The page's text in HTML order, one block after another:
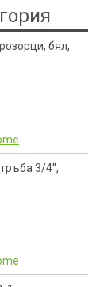
бял,
3/4'',